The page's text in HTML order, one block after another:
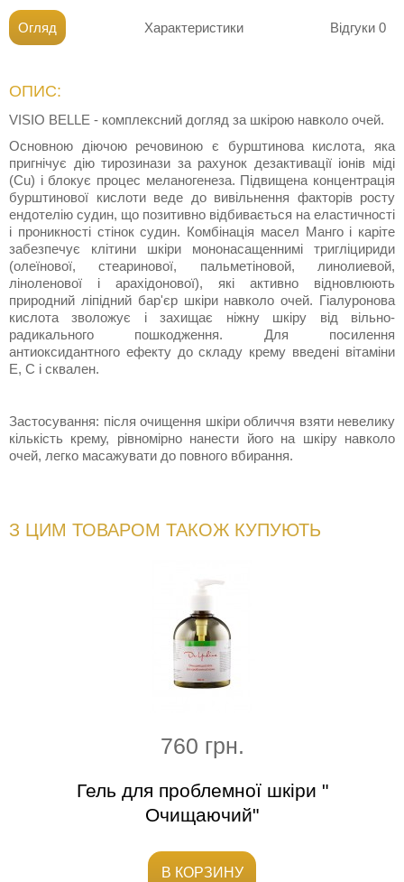
Огляд Характеристики Відгуки 0
ОПИС:
VISIO BELLE - комплексний догляд за шкірою навколо очей.
Основною діючою речовиною є бурштинова кислота, яка
пригнічує дію тирозинази за рахунок дезактивації іонів міді
(Cu) і блокує процес меланогенеза. Підвищена концентрація
бурштинової кислоти веде до вивільнення факторів росту
ендотелію судин, що позитивно відбивається на еластичності
і проникності стінок судин. Комбінація масел Манго і каріте
забезпечує клітини шкіри мононасащеннимі тригліцириди
(олеїнової, стеаринової, пальметіновой, линолиевой,
ліноленової і арахідонової), які активно відновлюють
природний ліпідний бар'єр шкіри навколо очей. Гіалуронова
кислота зволожує і захищає ніжну шкіру від вільно-
радикального пошкодження. Для посилення
антиоксидантного ефекту до складу крему введені вітаміни
Е, С і сквален.
Застосування: після очищення шкіри обличчя взяти невелику
кількість крему, рівномірно нанести його на шкіру навколо
очей, легко масажувати до повного вбирання.
З ЦИМ ТОВАРОМ ТАКОЖ КУПУЮТЬ
760 грн.
Гель для проблемної шкіри "
Очищаючий"
В КОРЗИНУ